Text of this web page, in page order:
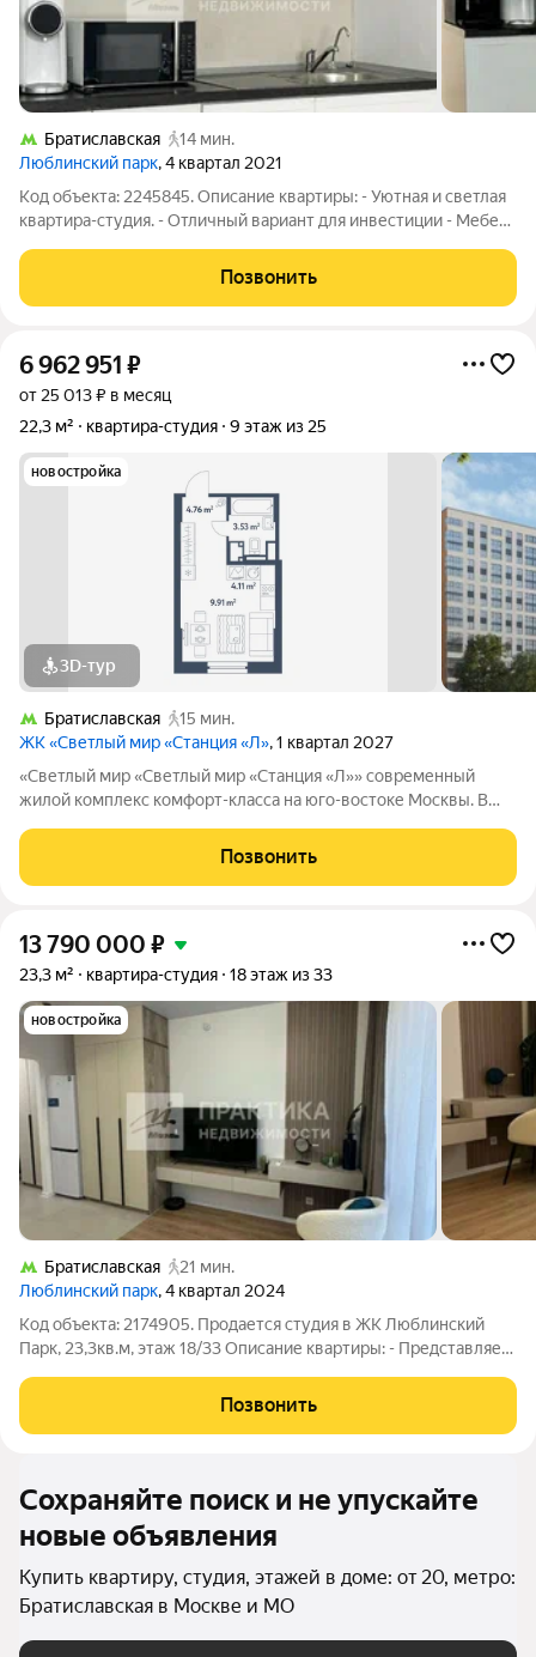
Братиславская
14 мин.
Люблинский парк, 4 квартал 2021
Код объекта: 2245845. Описание квартиры: - Уютная и светлая
квартира-студия. - Отличный вариант для инвестиции - Мебель
- Стандартные варианты: студии, 13-комнатные. - Высота
потолков 2,64
Позвонить
6 962 951 ₽
от 25 013 ₽ в месяц
22,3 м²
квартира-студия 9 этаж из 25
новостройка
3D-тур
Братиславская
15 мин.
ЖК «Светлый мир «Станция «Л», 1 квартал 2027
«Светлый мир «Светлый мир «Станция «Л»» современный
жилой комплекс комфорт-класса на юго-востоке Москвы. В
благоустроенные дворы без машин, детские игровые
комплексы, спортивные площадки и многое другое.
Позвонить
13 790 000 ₽
23,3 м² квартира-студия 18 этаж из 33
новостройка
Братиславская
21 мин.
Люблинский парк, 4 квартал 2024
Код объекта: 2174905. Продается студия в ЖК Люблинский
Парк, 23,3кв.м, этаж 18/33 Описание квартиры: - Представляем
м этаже 33-этажного дома. Квартира расположена в доме
монолитной постройки
Позвонить
Сохраняйте поиск и не упускайте
новые объявления
Купить квартиру, студия, этажей в доме: от 20, метро:
Братиславская в Москве и МО